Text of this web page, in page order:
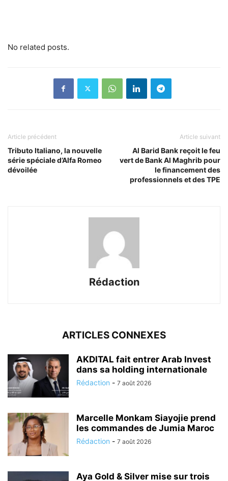
No related posts.
Article précédent
Tributo Italiano, la nouvelle
série spéciale d’Alfa Romeo
dévoilée
Article suivant
Al Barid Bank reçoit le feu
vert de Bank Al Maghrib pour
le financement des
professionnels et des TPE
Rédaction
ARTICLES CONNEXES
AKDITAL fait entrer Arab Invest
dans sa holding internationale
Rédaction - 7 août 2026
Marcelle Monkam Siayojie prend
les commandes de Jumia Maroc
Rédaction - 7 août 2026
Aya Gold & Silver mise sur trois